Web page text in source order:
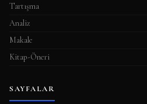
Tartışma
Analiz
Makale
Kitap-Öneri
SAYFALAR